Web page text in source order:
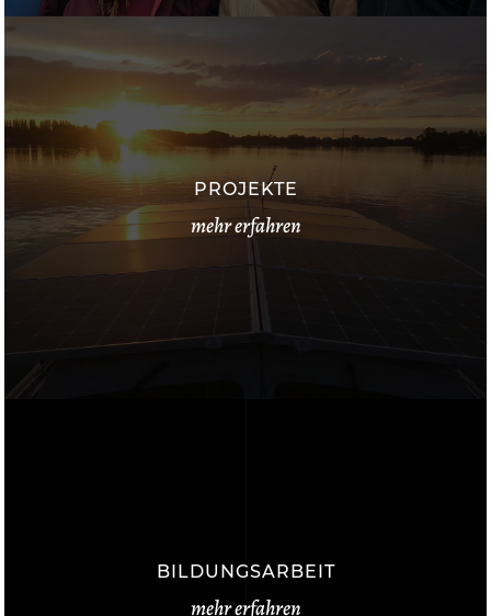
PROJEKTE
mehr erfahren
BILDUNGSARBEIT
mehr erfahren